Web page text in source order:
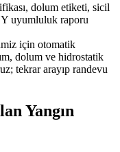
dolum etiketi, sicil
uyumluluk raporu
için otomatik
dolum ve hidrostatik
tekrar arayıp randevu
Yangın